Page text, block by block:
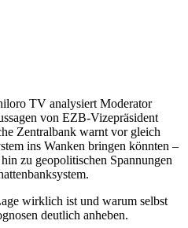
TV analysiert Moderator
von EZB-Vizepräsident
Zentralbank warnt vor gleich
ins Wanken bringen könnten –
zu geopolitischen Spannungen
wirklich ist und warum selbst
deutlich anheben.